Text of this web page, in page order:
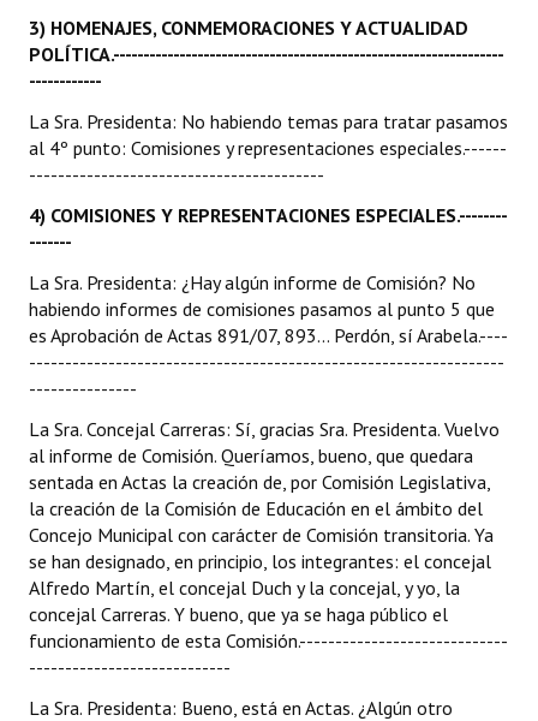
3) HOMENAJES, CONMEMORACIONES Y ACTUALIDAD
POLÍTICA.-----------------------------------------------------------------
------------
La Sra. Presidenta: No habiendo temas para tratar pasamos
al 4º punto: Comisiones y representaciones especiales.------
-----------------------------------------
4) COMISIONES Y REPRESENTACIONES ESPECIALES.--------
-------
La Sra. Presidenta: ¿Hay algún informe de Comisión? No
habiendo informes de comisiones pasamos al punto 5 que
es Aprobación de Actas 891/07, 893... Perdón, sí Arabela.----
------------------------------------------------------------------
---------------
La Sra. Concejal Carreras: Sí, gracias Sra. Presidenta. Vuelvo
al informe de Comisión. Queríamos, bueno, que quedara
sentada en Actas la creación de, por Comisión Legislativa,
la creación de la Comisión de Educación en el ámbito del
Concejo Municipal con carácter de Comisión transitoria. Ya
se han designado, en principio, los integrantes: el concejal
Alfredo Martín, el concejal Duch y la concejal, y yo, la
concejal Carreras. Y bueno, que ya se haga público el
funcionamiento de esta Comisión.-----------------------------
----------------------------
La Sra. Presidenta: Bueno, está en Actas. ¿Algún otro